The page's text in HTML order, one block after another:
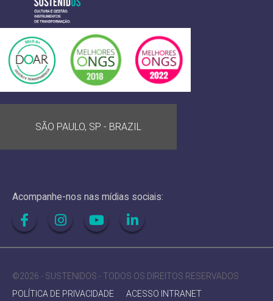
SÃO PAULO, SP - BRAZIL
Acompanhe-nos nas mídias sociais:
©2026 - SUSTENIDOS - TODOS OS DIREITOS RESERVADOS
POLÍTICA DE PRIVACIDADE
ACESSO INTRANET